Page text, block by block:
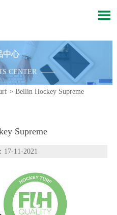

中心
CENTER ——
> Bellin Hockey Supreme
Supreme
17-11-2021